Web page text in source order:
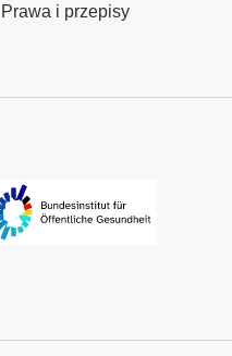
Prawa i przepisy